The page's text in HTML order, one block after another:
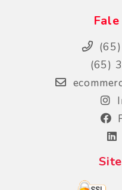
(65)